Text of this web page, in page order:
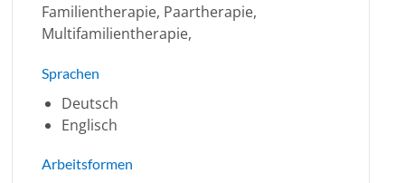
Familientherapie, Paartherapie,
Multifamilientherapie,
Sprachen
Deutsch
Englisch
Arbeitsformen